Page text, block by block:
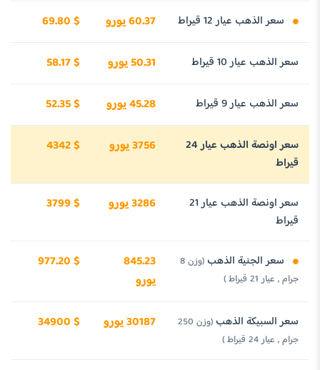
سعر الذهب عيار 12 قيراط 60.37 يورو 69.80 $
سعر الذهب عيار 10 قيراط 50.31 يورو 58.17 $
سعر الذهب عيار 9 قيراط 45.28 يورو 52.35 $
سعر اونصة الذهب عيار 24
قيراط
3756 يورو 4342 $
سعر اونصة الذهب عيار 21
قيراط
3286 يورو 3799 $
سعر الجنية الذهب
(وزن 8
جرام , عيار 21 قيراط )
845.23
يورو
977.20 $
سعر السبيكة الذهب
(وزن 250
جرام , عيار 24 قيراط )
30187 يورو 34900 $